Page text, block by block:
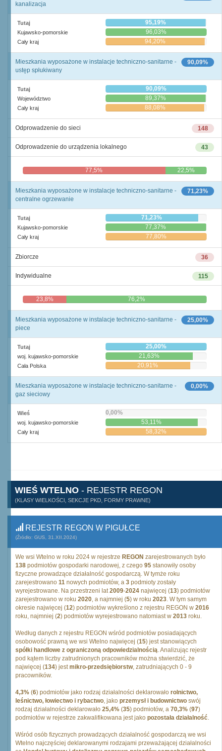
kanalizacja
Tutaj 95,19%
Kujawsko-pomorskie 96,03%
Cały kraj 94,20%
90,09%
Mieszkania wyposażone w instalacje techniczno-sanitarne -
ustęp spłukiwany
Tutaj 90,09%
Województwo 89,37%
Cały kraj 88,08%
148
Odprowadzenie do sieci
43
Odprowadzenie do urządzenia lokalnego
77,5% 22,5%
71,23%
Mieszkania wyposażone w instalacje techniczno-sanitarne -
centralne ogrzewanie
Tutaj 71,23%
Kujawsko-pomorskie 77,37%
Cały kraj 77,80%
36
Zbiorcze
115
Indywidualne
23,8% 76,2%
25,00%
Mieszkania wyposażone w instalacje techniczno-sanitarne -
piece
Tutaj 25,00%
woj. kujawsko-pomorskie 21,63%
Cała Polska 20,91%
0,00%
Mieszkania wyposażone w instalacje techniczno-sanitarne -
gaz sieciowy
Wieś 0,00%
woj. kujawsko-pomorskie 53,11%
Cały kraj 58,32%
WIEŚ WTELNO - REJESTR REGON
(KLASY WIELKOŚCI, SEKCJE PKD, FORMY PRAWNE)
REJESTR REGON W PIGUŁCE
(Źródło: GUS, 31.XII.2024)
We wsi Wtelno w roku 2024 w rejestrze REGON zarejestrowanych było
138 podmiotów gospodarki narodowej, z czego 95 stanowiły osoby
fizyczne prowadzące działalność gospodarczą. W tymże roku
zarejestrowano 11 nowych podmiotów, a 3 podmioty zostały
wyrejestrowane. Na przestrzeni lat2009-2024 najwięcej (13) podmiotów
zarejestrowano w roku 2020, a najmniej (5) w roku 2023. W tym samym
okresie najwięcej (12) podmiotów wykreślono z rejestru REGON w 2016
roku, najmniej (2) podmiotów wyrejestrowano natomiast w 2013 roku.
Według danych z rejestru REGON wśród podmiotów posiadających
osobowość prawną we wsi Wtelno najwięcej (15) jest stanowiących
spółki handlowe z ograniczoną odpowiedzialnością. Analizując rejestr
pod kątem liczby zatrudnionych pracowników można stwierdzić, że
najwięcej (134) jestmikro-przedsiębiorstw, zatrudniających 0 - 9
pracowników.
4,3% (6) podmiotów jako rodzaj działalności deklarowało rolnictwo,
leśnictwo, łowiectwo i rybactwo, jako przemysł i budownictwo swój
rodzaj działalności deklarowało 25,4% (35) podmiotów, a 70,3% (97)
podmiotów w rejestrze zakwalifikowana jest jako pozostała działalność.
Wśród osób fizycznych prowadzących działalność gospodarczą we wsi
Wtelno najczęściej deklarowanymi rodzajami przeważającej działalności